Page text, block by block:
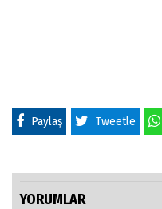
Paylaş Tweetle
YORUMLAR